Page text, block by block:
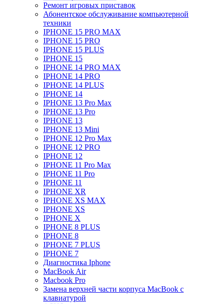
Ремонт игровых приставок
Абонентское обслуживание компьютерной
техники
IPHONE 15 PRO MAX
IPHONE 15 PRO
IPHONE 15 PLUS
IPHONE 15
IPHONE 14 PRO MAX
IPHONE 14 PRO
IPHONE 14 PLUS
IPHONE 14
IPHONE 13 Pro Max
IPHONE 13 Pro
IPHONE 13
IPHONE 13 Mini
IPHONE 12 Pro Max
IPHONE 12 PRO
IPHONE 12
IPHONE 11 Pro Max
IPHONE 11 Pro
IPHONE 11
IPHONE XR
IPHONE XS MAX
IPHONE XS
IPHONE X
IPHONE 8 PLUS
IPHONE 8
IPHONE 7 PLUS
IPHONE 7
Диагностика Iphone
MacBook Air
Macbook Pro
Замена верхней части корпуса MacBook с
клавиатурой